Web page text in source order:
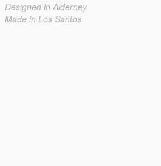
Designed in Alderney
Made in Los Santos